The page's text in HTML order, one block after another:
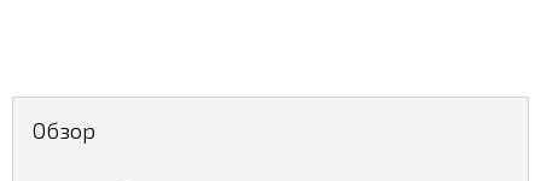
Обзор